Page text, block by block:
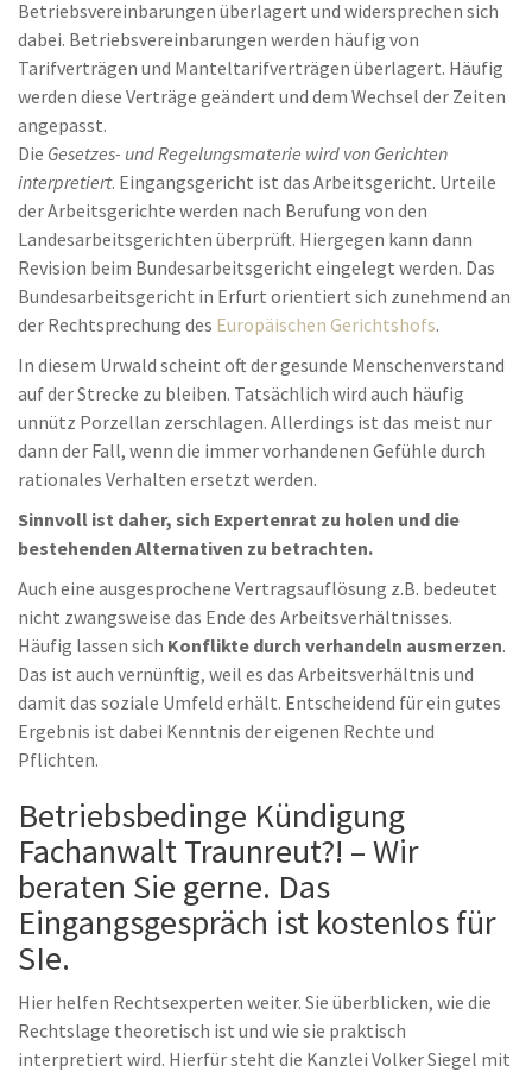
Betriebsvereinbarungen überlagert und widersprechen sich
dabei. Betriebsvereinbarungen werden häufig von
Tarifverträgen und Manteltarifverträgen überlagert. Häufig
werden diese Verträge geändert und dem Wechsel der Zeiten
angepasst.
Die Gesetzes- und Regelungsmaterie wird von Gerichten
interpretiert. Eingangsgericht ist das Arbeitsgericht. Urteile
der Arbeitsgerichte werden nach Berufung von den
Landesarbeitsgerichten überprüft. Hiergegen kann dann
Revision beim Bundesarbeitsgericht eingelegt werden. Das
Bundesarbeitsgericht in Erfurt orientiert sich zunehmend an
der Rechtsprechung des Europäischen Gerichtshofs.
In diesem Urwald scheint oft der gesunde Menschenverstand
auf der Strecke zu bleiben. Tatsächlich wird auch häufig
unnütz Porzellan zerschlagen. Allerdings ist das meist nur
dann der Fall, wenn die immer vorhandenen Gefühle durch
rationales Verhalten ersetzt werden.
Sinnvoll ist daher, sich Expertenrat zu holen und die
bestehenden Alternativen zu betrachten.
Auch eine ausgesprochene Vertragsauflösung z.B. bedeutet
nicht zwangsweise das Ende des Arbeitsverhältnisses.
Häufig lassen sich Konflikte durch verhandeln ausmerzen.
Das ist auch vernünftig, weil es das Arbeitsverhältnis und
damit das soziale Umfeld erhält. Entscheidend für ein gutes
Ergebnis ist dabei Kenntnis der eigenen Rechte und
Pflichten.
Betriebsbedinge Kündigung
Fachanwalt Traunreut?! – Wir
beraten Sie gerne. Das
Eingangsgespräch ist kostenlos für
SIe.
Hier helfen Rechtsexperten weiter. Sie überblicken, wie die
Rechtslage theoretisch ist und wie sie praktisch
interpretiert wird. Hierfür steht die Kanzlei Volker Siegel mit